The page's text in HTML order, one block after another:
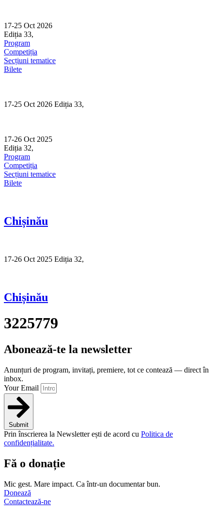
content
17-25 Oct 2026
Ediția 33,
Program
Competiția
Secțiuni tematice
Bilete
17-25 Oct 2026 Ediția 33,
17-26 Oct 2025
Ediția 32,
Program
Competiția
Secțiuni tematice
Bilete
Chișinău
17-26 Oct 2025 Ediția 32,
Chișinău
3225779
Abonează-te la newsletter
Anunțuri de program, invitați, premiere, tot ce contează — direct în
inbox.
Your Email
Submit
Prin înscrierea la Newsletter ești de acord cu Politica de
confidențialitate.
Fă o donație
Mic gest. Mare impact. Ca într-un documentar bun.
Donează
Contactează-ne